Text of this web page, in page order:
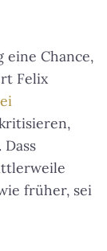
eine Chance,
Felix
früher, sei